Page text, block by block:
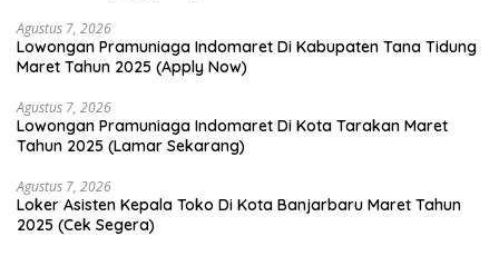
Agustus 7, 2026
Lowongan Pramuniaga Indomaret Di Kabupaten Tana Tidung
Maret Tahun 2025 (Apply Now)
Agustus 7, 2026
Lowongan Pramuniaga Indomaret Di Kota Tarakan Maret
Tahun 2025 (Lamar Sekarang)
Agustus 7, 2026
Loker Asisten Kepala Toko Di Kota Banjarbaru Maret Tahun
2025 (Cek Segera)